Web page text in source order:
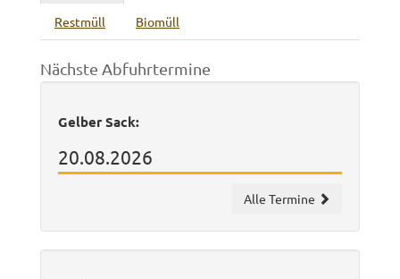
Restmüll Biomüll
Nächste Abfuhrtermine
Gelber Sack:
20.08.2026
Alle Termine